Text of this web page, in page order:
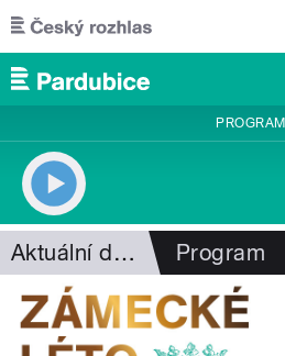
Přejít k hlavnímu obsahu
PROGRAM
Aktuální dění Program